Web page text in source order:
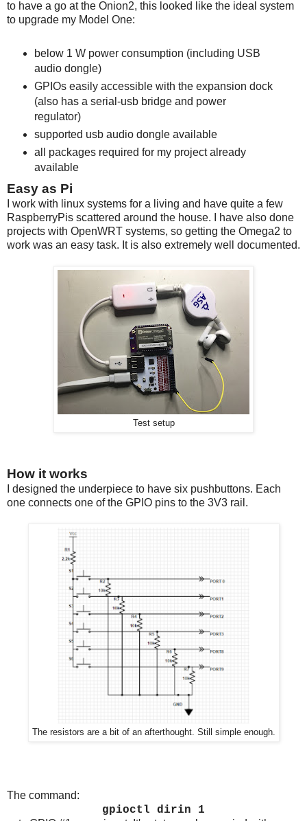
to have a go at the Onion2, this looked like the ideal system
to upgrade my Model One:
below 1 W power consumption (including USB
audio dongle)
GPIOs easily accessible with the expansion dock
(also has a serial-usb bridge and power
regulator)
supported usb audio dongle available
all packages required for my project already
available
Easy as Pi
I work with linux systems for a living and have quite a few
RaspberryPis scattered around the house. I have also done
projects with OpenWRT systems, so getting the Omega2 to
work was an easy task. It is also extremely well documented.
Test setup
How it works
I designed the underpiece to have six pushbuttons. Each
one connects one of the GPIO pins to the 3V3 rail.
The resistors are a bit of an afterthought. Still simple enough.
The command:
gpioctl dirin 1